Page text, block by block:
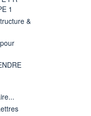
1
&